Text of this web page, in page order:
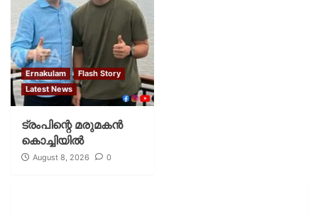
Ernakulam
Flash Story
Latest News
ട്രംപിന്റെ മരുമകന്‍
കൊച്ചിയില്‍
August 8, 2026 0